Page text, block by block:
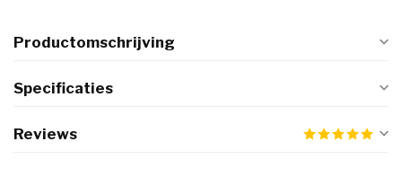
Productomschrijving
Specificaties
Reviews